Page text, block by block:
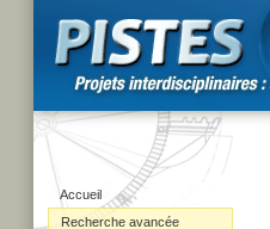
Accueil
Recherche avancée